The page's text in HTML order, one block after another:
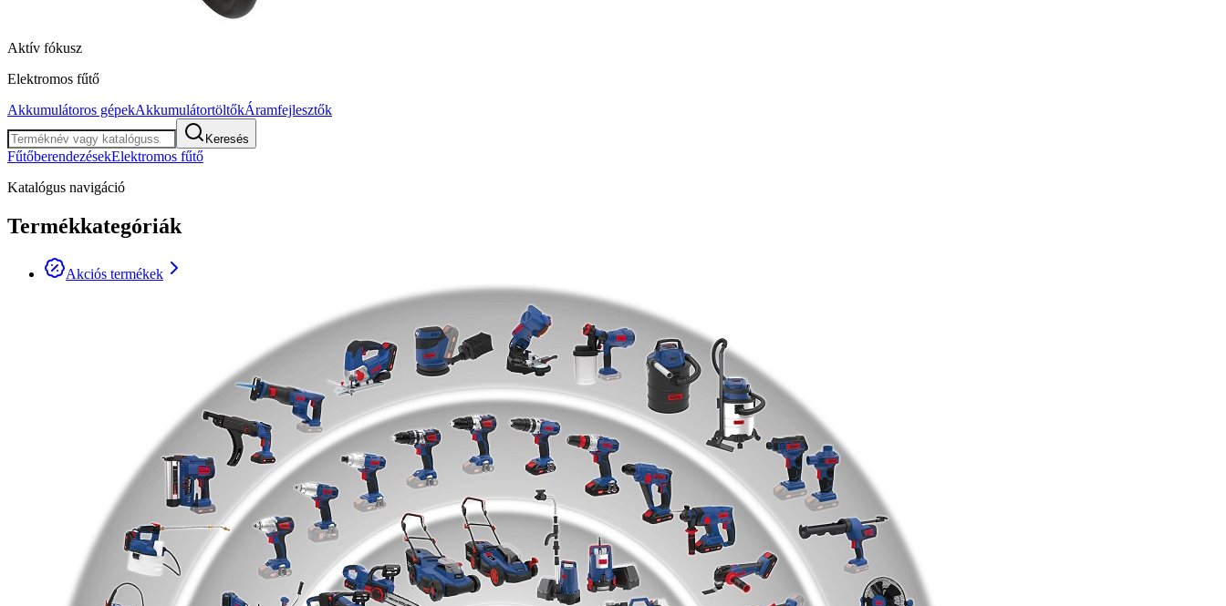
Aktív fókusz
Elektromos fűtő
Akkumulátoros gépekAkkumulátortöltőkÁramfejlesztők
Keresés
FűtőberendezésekElektromos fűtő
Katalógus navigáció
Termékkategóriák
Akciós termékek